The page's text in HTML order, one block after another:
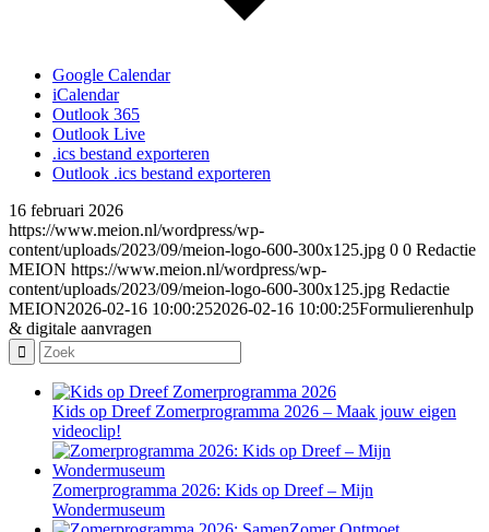
Google Calendar
iCalendar
Outlook 365
Outlook Live
.ics bestand exporteren
Outlook .ics bestand exporteren
16 februari 2026
https://www.meion.nl/wordpress/wp-
content/uploads/2023/09/meion-logo-600-300x125.jpg 0 0 Redactie
MEION https://www.meion.nl/wordpress/wp-
content/uploads/2023/09/meion-logo-600-300x125.jpg Redactie
MEION2026-02-16 10:00:252026-02-16 10:00:25Formulierenhulp
& digitale aanvragen
Kids op Dreef Zomerprogramma 2026 – Maak jouw eigen
videoclip!
Zomerprogramma 2026: Kids op Dreef – Mijn
Wondermuseum